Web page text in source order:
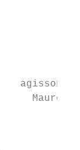
agissons
Maureen